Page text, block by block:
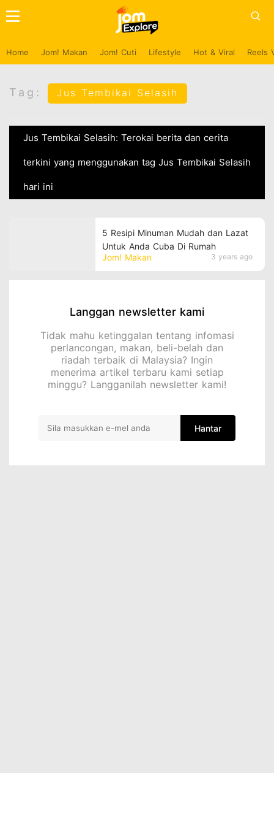
Home Jom! Makan Jom! Cuti Lifestyle Hot & Viral Reels
Tag: Jus Tembikai Selasih
Jus Tembikai Selasih: Terokai berita dan cerita
terkini yang menggunakan tag Jus Tembikai Selasih
hari ini
Jom! Makan 3 years ago
5 Resipi Minuman Mudah dan Lazat
Untuk Anda Cuba Di Rumah
Langgan newsletter kami
Tidak mahu ketinggalan tentang infomasi
perlancongan, makan, beli-belah dan
riadah terbaik di Malaysia? Ingin
menerima artikel terbaru kami setiap
minggu? Langganilah newsletter kami!
Hantar